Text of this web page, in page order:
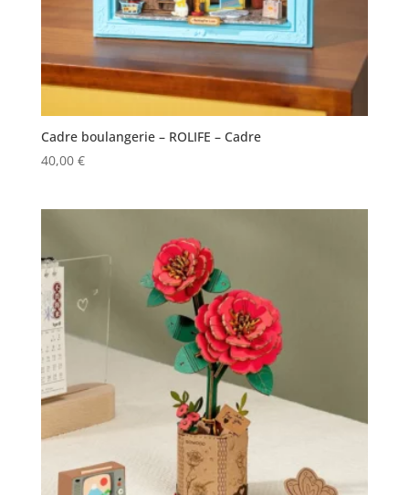
Cadre boulangerie – ROLIFE – Cadre
40,00 €